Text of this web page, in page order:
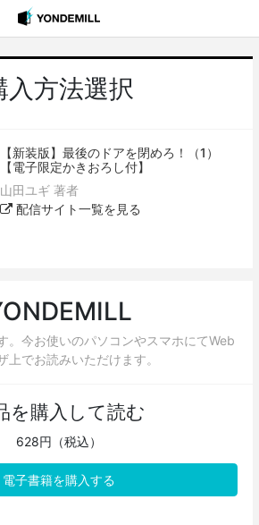
入方法選択
【新装版】最後のドアを閉めろ！（1）
【電子限定かきおろし付】
山田ユギ 著者
配信サイト一覧を見る
。今お使いのパソコンやスマホにてWeb
上でお読みいただけます。
を購入して読む
628円（税込）
電子書籍を購入する